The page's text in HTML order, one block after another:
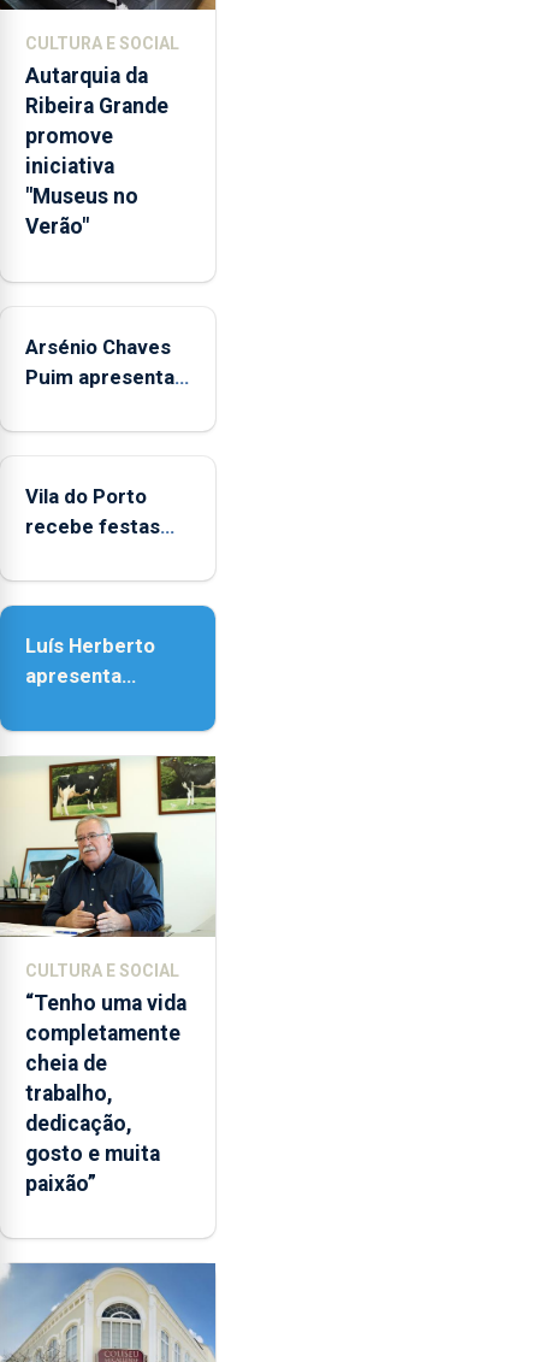
competências
pessoais,
emocionais
e
sociais
junto
das
CULTURA E SOCIAL
Autarquia da
Ribeira Grande
promove
iniciativa
"Museus no
Verão"
Arsénio Chaves
Puim apresenta
Biblioteca de Vila
Vila do Porto
recebe festas
Nossa Senhora
Luís Herberto
apresenta
Paisagem’
CULTURA E SOCIAL
“Tenho uma vida
completamente
cheia de
trabalho,
dedicação,
gosto e muita
paixão”